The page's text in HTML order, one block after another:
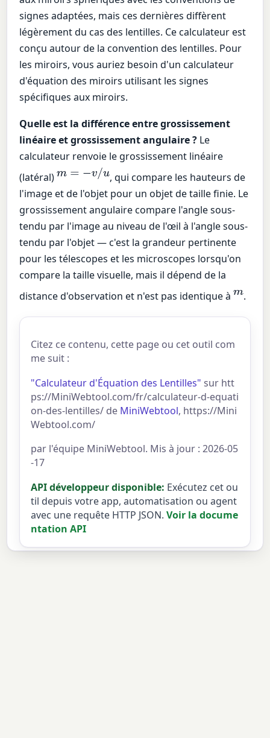
signes adaptées, mais ces dernières diffèrent
légèrement du cas des lentilles. Ce calculateur est
conçu autour de la convention des lentilles. Pour
les miroirs, vous auriez besoin d'un calculateur
d'équation des miroirs utilisant les signes
spécifiques aux miroirs.
Quelle est la différence entre grossissement
linéaire et grossissement angulaire ? Le
calculateur renvoie le grossissement linéaire
(latéral)m=−v /u
, qui compare les hauteurs de
l'image et de l'objet pour un objet de taille finie. Le
grossissement angulaire compare l'angle sous-
tendu par l'image au niveau de l'œil à l'angle sous-
tendu par l'objet — c'est la grandeur pertinente
pour les télescopes et les microscopes lorsqu'on
compare la taille visuelle, mais il dépend de la
distance d'observation et n'est pas identique àm.
Citez ce contenu, cette page ou cet outil com
me suit :
"Calculateur d'Équation des Lentilles" sur htt
ps://MiniWebtool.com/fr/calculateur-d-equati
on-des-lentilles/ de MiniWebtool, https://Mini
Webtool.com/
par l'équipe MiniWebtool. Mis à jour : 2026-05
-17
API développeur disponible: Exécutez cet ou
til depuis votre app, automatisation ou agent
avec une requête HTTP JSON. Voir la docume
ntation API